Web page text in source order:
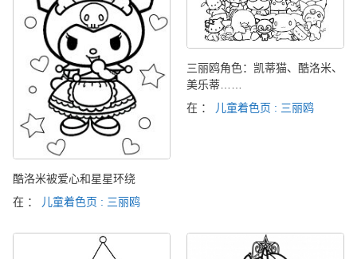
酷洛米被爱心和星星环绕
在 ：
儿童着色页 : 三丽鸥
三丽鸥角色：凯蒂猫、酷洛米、
美乐蒂……
在 ：
儿童着色页 : 三丽鸥